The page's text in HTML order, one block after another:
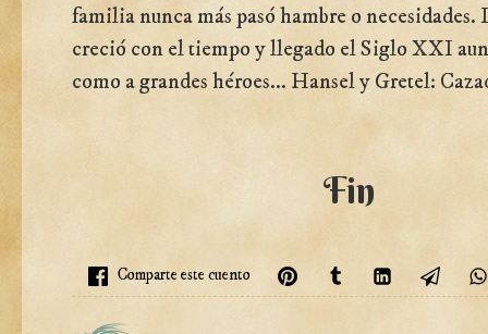
familia nunca más pasó hambre o necesidades.
creció con el tiempo y llegado el Siglo XXI aun
como a grandes héroes... Hansel y Gretel:
Fin
Comparte este cuento